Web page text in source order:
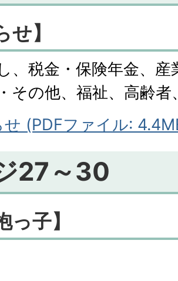
せ】
、税金・保険年金、産
その他、福祉、高齢
せ (PDFファイル:
27～30
っ子】